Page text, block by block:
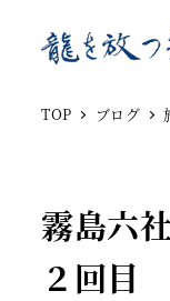
TOP ブログ
霧島六
２回目